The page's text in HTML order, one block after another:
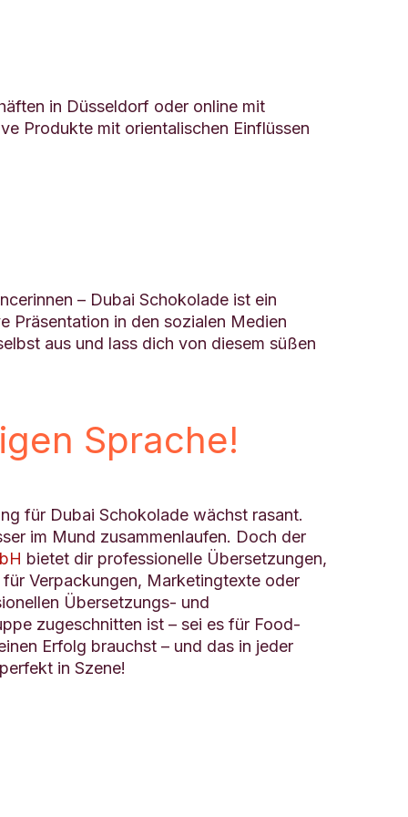
in Düsseldorf oder online mit
Produkte mit orientalischen Einflüssen
– Dubai Schokolade ist ein
Präsentation in den sozialen Medien
aus und lass dich von diesem süßen
Sprache!
für Dubai Schokolade wächst rasant.
im Mund zusammenlaufen. Doch der
bietet dir professionelle Übersetzungen,
Verpackungen, Marketingtexte oder
Übersetzungs- und
zugeschnitten ist – sei es für Food-
Erfolg brauchst – und das in jeder
in Szene!